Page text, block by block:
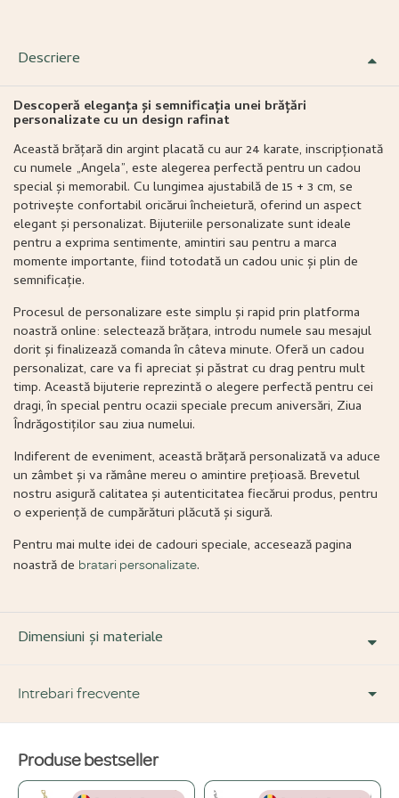
Descriere
Descoperă eleganța și semnificația unei brățări
personalizate cu un design rafinat
Această brățară din argint placată cu aur 24 karate, inscripționată
cu numele „Angela”, este alegerea perfectă pentru un cadou
special și memorabil. Cu lungimea ajustabilă de 15 + 3 cm, se
potrivește confortabil oricărui încheietură, oferind un aspect
elegant și personalizat. Bijuteriile personalizate sunt ideale
pentru a exprima sentimente, amintiri sau pentru a marca
momente importante, fiind totodată un cadou unic și plin de
semnificație.
Procesul de personalizare este simplu și rapid prin platforma
noastră online: selectează brățara, introdu numele sau mesajul
dorit și finalizează comanda în câteva minute. Oferă un cadou
personalizat, care va fi apreciat și păstrat cu drag pentru mult
timp. Această bijuterie reprezintă o alegere perfectă pentru cei
dragi, în special pentru ocazii speciale precum aniversări, Ziua
Îndrăgostiților sau ziua numelui.
Indiferent de eveniment, această brățară personalizată va aduce
un zâmbet și va rămâne mereu o amintire prețioasă. Brevetul
nostru asigură calitatea și autenticitatea fiecărui produs, pentru
o experiență de cumpărături plăcută și sigură.
Pentru mai multe idei de cadouri speciale, accesează pagina
noastră de bratari personalizate.
Dimensiuni și materiale
Intrebari frecvente
DESPRE PRODUS ȘI MATERIALE
Produse bestseller